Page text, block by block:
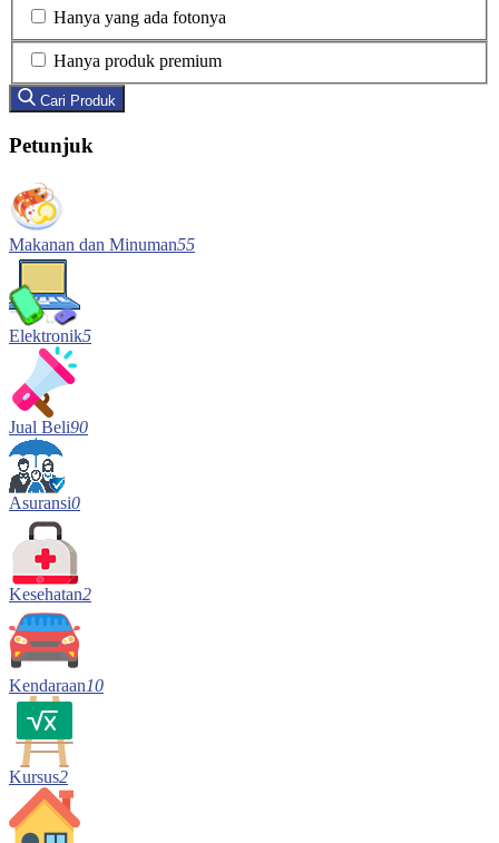
Hanya yang ada fotonya
Hanya produk premium
Cari Produk
Petunjuk
Makanan dan Minuman55
Elektronik5
Jual Beli90
Asuransi0
Kesehatan2
Kendaraan10
Kursus2